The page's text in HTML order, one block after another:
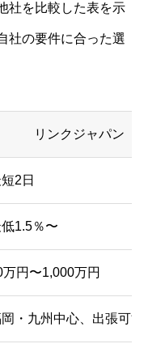
社を比較した表を示
社の要件に合った選
リンクジャパン
2日
1.5％〜
万円〜1,000万円
・九州中心、出張可能